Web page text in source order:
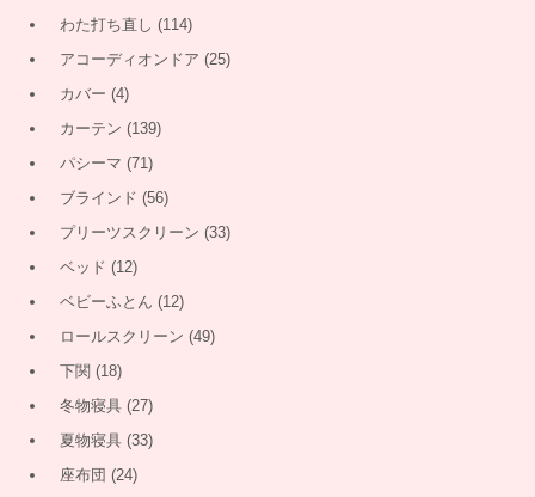
わた打ち直し (114)
アコーディオンドア (25)
カバー (4)
カーテン (139)
パシーマ (71)
ブラインド (56)
プリーツスクリーン (33)
ベッド (12)
ベビーふとん (12)
ロールスクリーン (49)
下関 (18)
冬物寝具 (27)
夏物寝具 (33)
座布団 (24)